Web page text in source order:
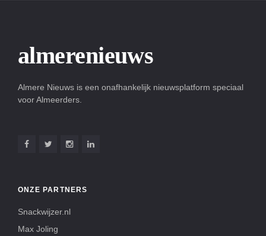
almerenieuws
Almere Nieuws is een onafhankelijk nieuwsplatform speciaal
voor Almeerders.
ONZE PARTNERS
Snackwijzer.nl
Max Joling